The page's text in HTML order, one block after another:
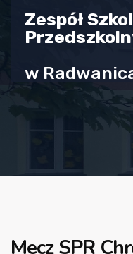
Zespół
w
Mecz SPR